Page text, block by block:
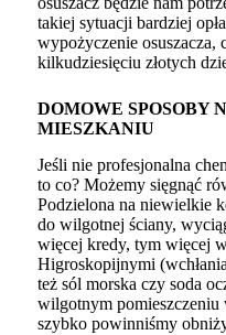
takiej sytuacji bardziej
wypożyczenie osuszacza,
kilkudziesięciu złotych
DOMOWE SPOSOBY
MIESZKANIU
Jeśli nie profesjonalna
to co? Możemy sięgnąć
Podzielona na niewielkie
do wilgotnej ściany,
więcej kredy, tym więcej
Higroskopijnymi
też sól morska czy soda
wilgotnym
szybko powinniśmy